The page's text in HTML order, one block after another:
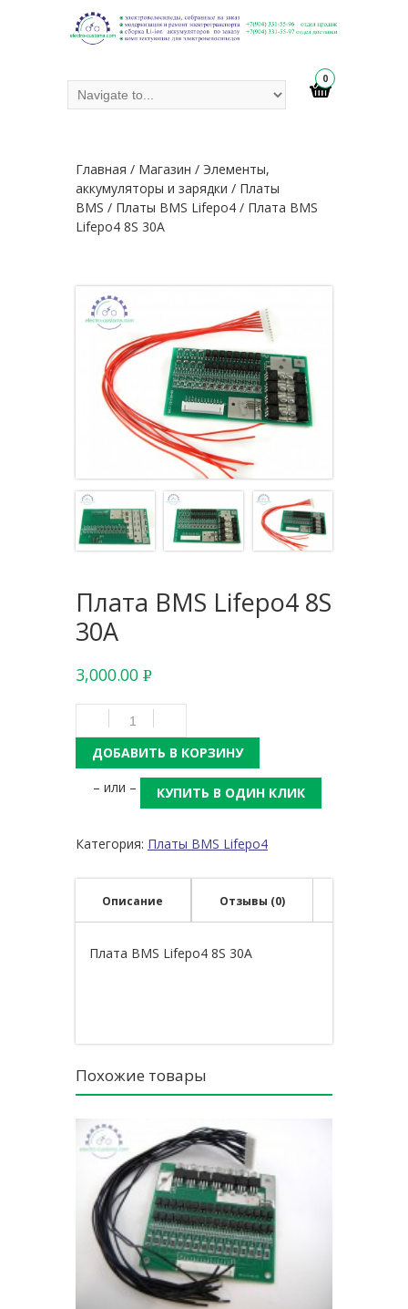
0
Главная / Магазин / Элементы,
аккумуляторы и зарядки / Платы
BMS / Платы BMS Lifepo4 / Плата BMS
Lifepo4 8S 30A
Плата BMS Lifepo4 8S
30A
3,000.00 Р
УБ.
ДОБАВИТЬ В КОРЗИНУ
– или –
КУПИТЬ В ОДИН КЛИК
Категория: Платы BMS Lifepo4
Описание Отзывы (0)
Плата BMS Lifepo4 8S 30A
Похожие товары